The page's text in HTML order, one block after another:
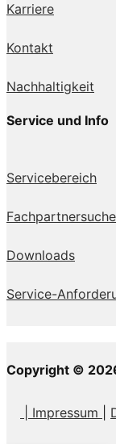
Karriere
Kontakt
Nachhaltigkeit
Service und Info
Servicebereich
Fachpartnersuche
Downloads
Service-
Copyright ©
| Impressum